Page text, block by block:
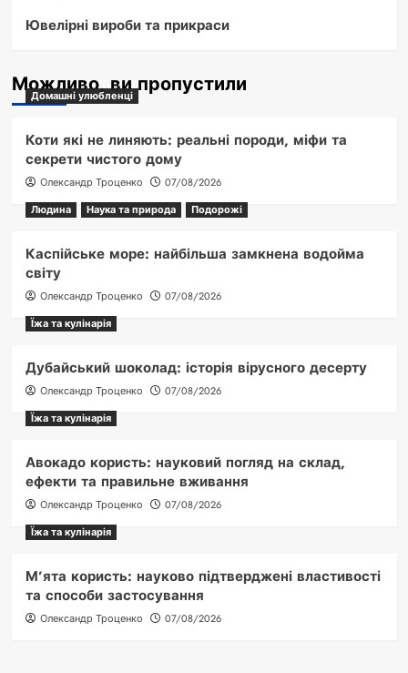
Ювелірні вироби та прикраси
Можливо, ви пропустили
Домашні улюбленці
Коти які не линяють: реальні породи, міфи та
секрети чистого дому
Олександр Троценко
07/08/2026
Людина
Наука та природа Подорожі
Каспійське море: найбільша замкнена водойма
світу
Олександр Троценко
07/08/2026
Їжа та кулінарія
Дубайський шоколад: історія вірусного десерту
Олександр Троценко
07/08/2026
Їжа та кулінарія
Авокадо користь: науковий погляд на склад,
ефекти та правильне вживання
Олександр Троценко
07/08/2026
Їжа та кулінарія
М’ята користь: науково підтверджені властивості
та способи застосування
Олександр Троценко 07/08/2026